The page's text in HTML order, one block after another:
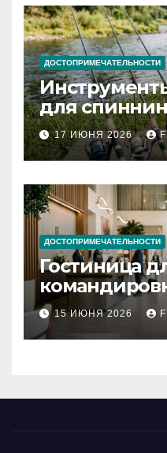
ДОСТОПРИМЕЧАТЕЛЬНОСТИ
для
рыбалки:
типы
17 ИЮНЯ 2026
ДОСТОПРИМЕЧАТЕЛЬНОСТИ
Гостиница
критерии
15 ИЮНЯ 2026